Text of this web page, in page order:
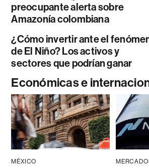
preocupante alerta sobre
Amazonía colombiana
¿Cómo invertir ante el
de El Niño? Los activos y
sectores que podrían ganar
Económicas e
MÉXICO